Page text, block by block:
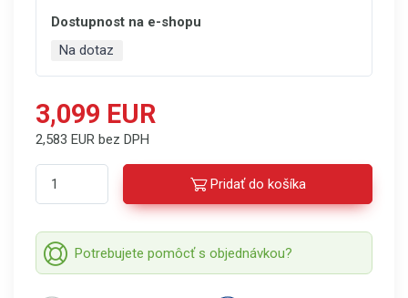
Dostupnost na e-shopu
Na dotaz
3,099 EUR
2,583 EUR bez DPH
Pridať do košíka
Potrebujete pomôcť s objednávkou?